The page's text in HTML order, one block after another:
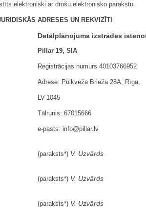
elektroniski ar drošu elektronisko parakstu.
ADRESES UN REKVIZĪTI
Detālplānojuma izstrādes
Pillar 19, SIA
Reģistrācijas numurs 40103766952
Adrese: Pulkveža Brieža 28A, Rīga,
LV-1045
Tālrunis: 67015666
e-pasts: info@pillar.lv
(paraksts*) V. Uzvārds
(paraksts*) V. Uzvārds
(paraksts*) V. Uzvārds